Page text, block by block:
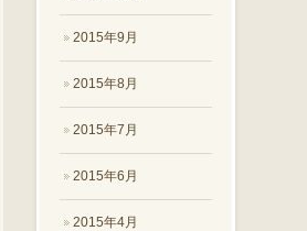
2015年9月
2015年8月
2015年7月
2015年6月
2015年4月